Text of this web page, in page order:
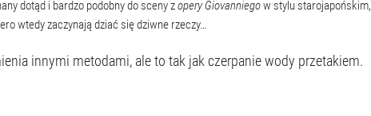
dotąd i bardzo podobny do sceny zopery Giovanniegow stylu starojapońskim,
wtedy zaczynają dziać się dziwne rzeczy…
innymi metodami, ale to tak jak czerpanie wody przetakiem.